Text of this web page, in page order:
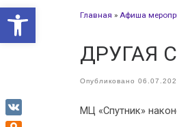
Открыть панель
Главная » Афиша
ДРУГАЯ
Опубликовано
МЦ «Спутник»
VK